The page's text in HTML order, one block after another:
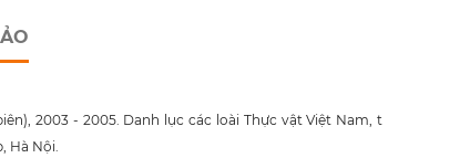
2003 - 2005. Danh lục các loài Thực vật Việt Nam, t
Hà Nội.